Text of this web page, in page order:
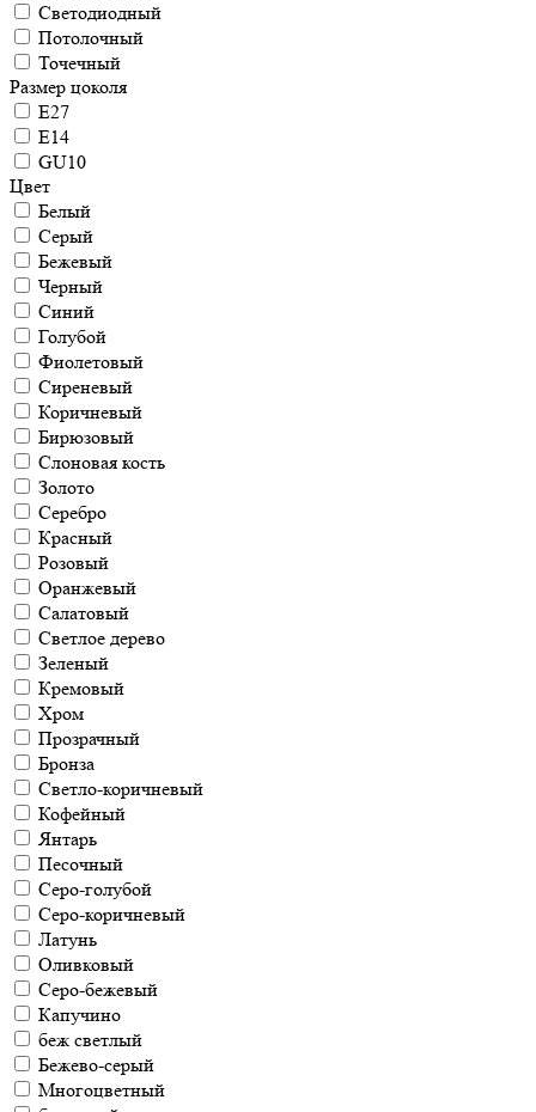
Светодиодный
Потолочный
Точечный
Размер цоколя
E27
E14
GU10
Цвет
Белый
Серый
Бежевый
Черный
Синий
Голубой
Фиолетовый
Сиреневый
Коричневый
Бирюзовый
Слоновая кость
Золото
Серебро
Красный
Розовый
Оранжевый
Салатовый
Светлое дерево
Зеленый
Кремовый
Хром
Прозрачный
Бронза
Светло-коричневый
Кофейный
Янтарь
Песочный
Серо-голубой
Серо-коричневый
Латунь
Оливковый
Серо-бежевый
Капучино
беж светлый
Бежево-серый
Многоцветный